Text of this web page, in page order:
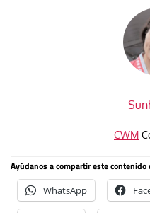
CWM
Ayúdanos a compartir este contenido
WhatsApp